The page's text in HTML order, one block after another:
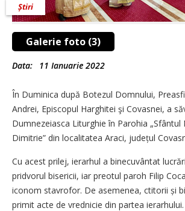
Galerie foto (3)
Știri
Data: 11 Ianuarie 2022
În Duminica după Botezul Domnului,
Andrei, Episcopul Harghitei şi Covasnei, a
Dumnezeiasca Liturghie în Parohia „Sfântul
Dimitrie” din localitatea Araci, județul
Cu acest prilej, ierarhul a binecuvântat
pridvorul bisericii, iar preotul paroh Filip
iconom stavrofor. De asemenea, ctitorii și
primit acte de vrednicie din partea ierarhului.